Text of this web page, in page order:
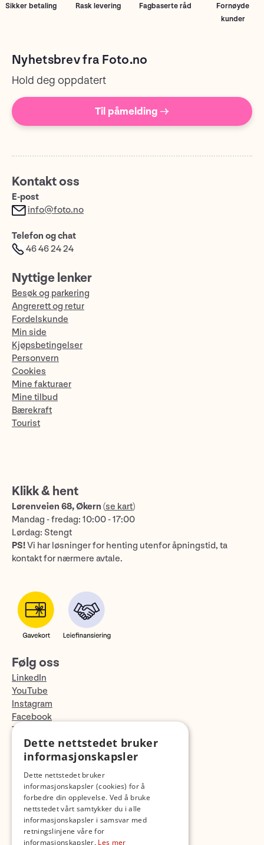
Sikker betaling Rask levering Fagbaserte råd
Fornøyde
kunder
Nyhetsbrev fra Foto.no
Hold deg oppdatert
Til påmelding →
Kontakt oss
E-post
info@foto.no
Telefon og chat
46 46 24 24
Nyttige lenker
Besøk og parkering
Angrerett og retur
Fordelskunde
Min side
Kjøpsbetingelser
Personvern
Cookies
Mine fakturaer
Mine tilbud
Bærekraft
Tourist
Klikk & hent
Lørenveien 68, Økern (se kart)
Mandag - fredag: 10:00 - 17:00
Lørdag: Stengt
PS!Vi har løsninger for henting utenfor åpningstid, ta
kontakt for nærmere avtale.
Følg oss
LinkedIn
YouTube
Instagram
Facebook
TikTok
Fotopodden
Dette nettstedet bruker
informasjonskapsler
Dette nettstedet bruker
informasjonskapsler (cookies) for å
forbedre din opplevelse. Ved å bruke
nettstedet vårt samtykker du i alle
informasjonskapsler i samsvar med
retningslinjene våre for
informasjonskapsler. Les mer